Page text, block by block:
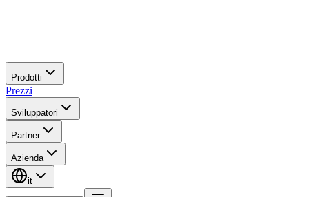
Prodotti
Prezzi
Sviluppatori
Partner
Azienda
it